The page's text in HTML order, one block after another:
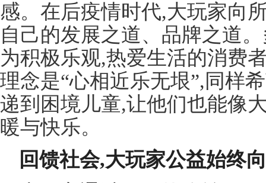
感。在后疫情时代,大玩家向
自己的发展之道、品牌之道
为积极乐观,热爱生活的消费
理念是“心相近乐无垠”,同样
递到困境儿童,让他们也能像
暖与快乐。
回馈社会,大玩家公益始终